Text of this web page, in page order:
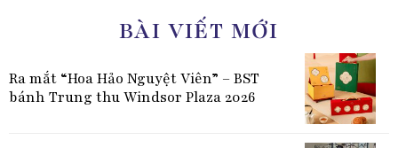
BÀI VIẾT MỚI
Ra mắt “Hoa Hảo Nguyệt Viên” – BST
bánh Trung thu Windsor Plaza 2026